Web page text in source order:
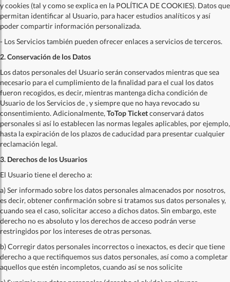
y cookies (tal y como se explica en la POLÍTICA DE COOKIES). Datos que
permitan identificar al Usuario, para hacer estudios analíticos y así
poder compartir información personalizada.
- Los Servicios también pueden ofrecer enlaces a servicios de terceros.
2. Conservación de los Datos
Los datos personales del Usuario serán conservados mientras que sea
necesario para el cumplimiento de la finalidad para el cual los datos
fueron recogidos, es decir, mientras mantenga dicha condición de
Usuario de los Servicios de , y siempre que no haya revocado su
consentimiento. Adicionalmente, ToTop Ticketconservará datos
personales si así lo establecen las normas legales aplicables, por ejemplo,
hasta la expiración de los plazos de caducidad para presentar cualquier
reclamación legal.
3. Derechos de los Usuarios
El Usuario tiene el derecho a:
a) Ser informado sobre los datos personales almacenados por nosotros,
es decir, obtener confirmación sobre si tratamos sus datos personales y,
cuando sea el caso, solicitar acceso a dichos datos. Sin embargo, este
derecho no es absoluto y los derechos de acceso podrán verse
restringidos por los intereses de otras personas.
b) Corregir datos personales incorrectos o inexactos, es decir que tiene
derecho a que rectifiquemos sus datos personales, así como a completar
aquellos que estén incompletos, cuando así se nos solicite